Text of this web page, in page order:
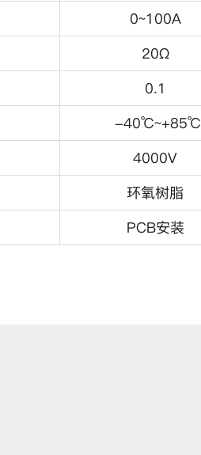
0~100A
20Ω
0.1
-40℃~+85℃
4000V
环氧树脂
PCB安装